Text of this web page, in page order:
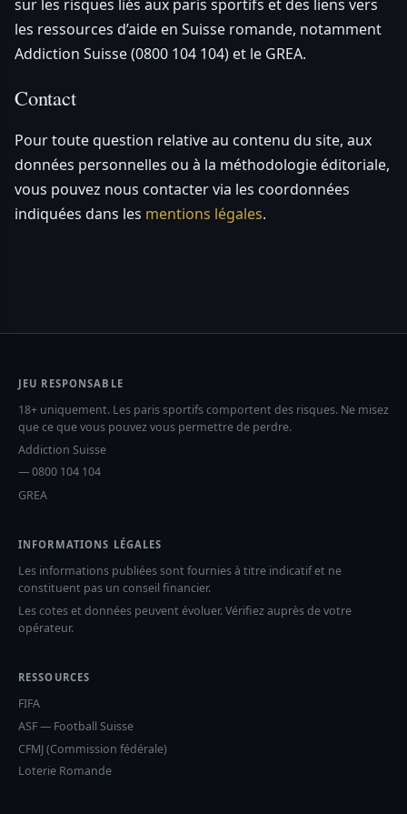
sur les risques liés aux paris sportifs et des liens vers
les ressources d’aide en Suisse romande, notamment
Addiction Suisse (0800 104 104) et le GREA.
Contact
Pour toute question relative au contenu du site, aux
données personnelles ou à la méthodologie éditoriale,
vous pouvez nous contacter via les coordonnées
indiquées dans les mentions légales.
JEU RESPONSABLE
18+ uniquement. Les paris sportifs comportent des risques. Ne misez
que ce que vous pouvez vous permettre de perdre.
Addiction Suisse
— 0800 104 104
GREA
INFORMATIONS LÉGALES
Les informations publiées sont fournies à titre indicatif et ne
constituent pas un conseil financier.
Les cotes et données peuvent évoluer. Vérifiez auprès de votre
opérateur.
RESSOURCES
FIFA
ASF — Football Suisse
CFMJ (Commission fédérale)
Loterie Romande